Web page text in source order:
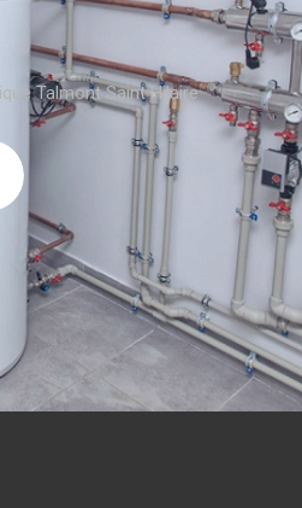
Talmont Saint Hilaire